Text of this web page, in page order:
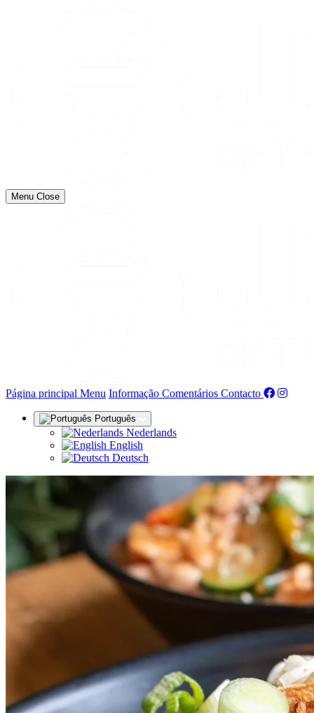
Menu Close
Página principal (actual)
Menu Informação Comentários Contacto
Português
Nederlands
English
Deutsch